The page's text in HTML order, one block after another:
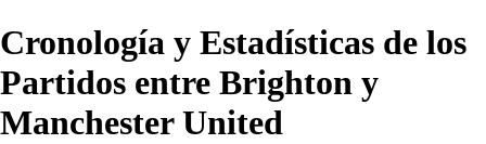
Cronología y Estadísticas de los
Partidos entre Brighton y
Manchester United